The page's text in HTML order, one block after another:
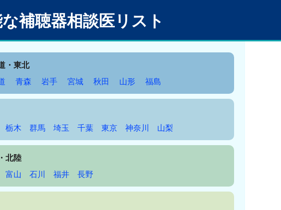
補聴器相談医リスト
・東北
青森 岩手 宮城 秋田 山形 福島
栃木 群馬 埼玉 千葉 東京 神奈川 山梨
北陸
富山 石川 福井 長野